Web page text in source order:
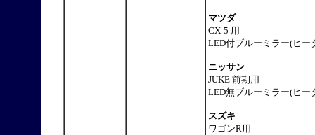
マツダ
CX-5 用
LED付ブルーミラー(ヒ
ニッサン
JUKE 前期用
LED無ブルーミラー(ヒ
スズキ
ワゴンR用